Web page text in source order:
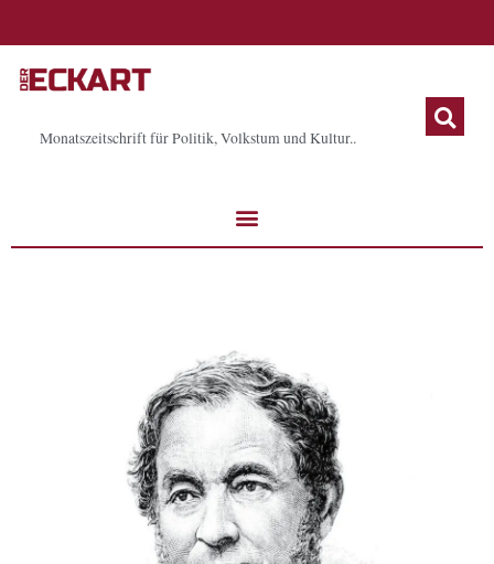
Monatszeitschrift für Politik, Volkstum und Kultur..